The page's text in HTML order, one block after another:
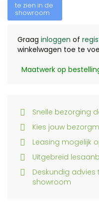
te zien in de
showroom
Graag inloggen of
winkelwagen toe te
Maatwerk op
Snelle bezorging
Kies jouw
Leasing mogelijk
Uitgebreid
Deskundig advies
showroom